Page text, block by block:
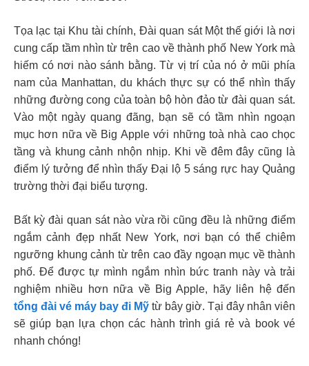
Tọa lạc tại Khu tài chính, Đài quan sát Một thế giới là nơi
cung cấp tầm nhìn từ trên cao về thành phố New York mà
hiếm có nơi nào sánh bằng. Từ vị trí của nó ở mũi phía
nam của Manhattan, du khách thực sự có thể nhìn thấy
những đường cong của toàn bộ hòn đảo từ đài quan sát.
Vào một ngày quang đãng, bạn sẽ có tầm nhìn ngoạn
mục hơn nữa về Big Apple với những toà nhà cao chọc
tầng và khung cảnh nhộn nhịp. Khi về đêm đây cũng là
điểm lý tưởng để nhìn thấy Đại lộ 5 sáng rực hay Quảng
trường thời đại biểu tượng.
Bất kỳ đài quan sát nào vừa rồi cũng đều là những điểm
ngắm cảnh đẹp nhất New York, nơi bạn có thể chiêm
ngưỡng khung cảnh từ trên cao đầy ngoạn mục về thành
phố. Để được tự mình ngắm nhìn bức tranh này và trải
nghiệm nhiều hơn nữa về Big Apple, hãy liên hệ đến
tổng đài vé máy bay đi Mỹ từ bây giờ. Tại đây nhân viên
sẽ giúp bạn lựa chọn các hành trình giá rẻ và book vé
nhanh chóng!